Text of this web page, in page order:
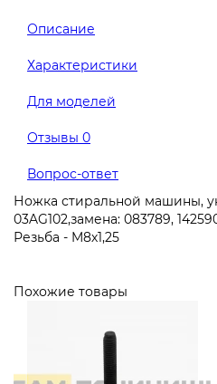
Описание
Характеристики
Для моделей
Отзывы 0
Вопрос-ответ
Ножка стиральной машины,
03AG102,замена: 083789,
Резьба - M8х1,25
Похожие товары